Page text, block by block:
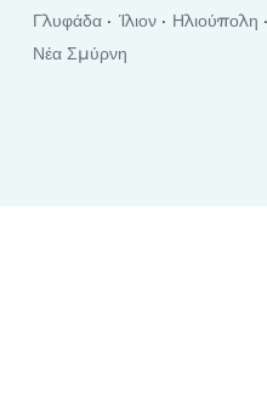
Γλυφάδα
Ίλιον Ηλιούπολη
Νέα Σμύρνη